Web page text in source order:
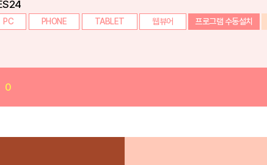
PC PHONE TABLET 웹뷰어 프로그램 수동설치
0